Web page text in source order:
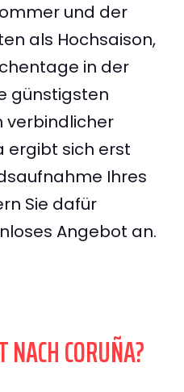
und der
als Hochsaison,
in der
günstigsten
verbindlicher
ergibt sich erst
Ihres
Sie dafür
Angebot an.
CORUÑA?